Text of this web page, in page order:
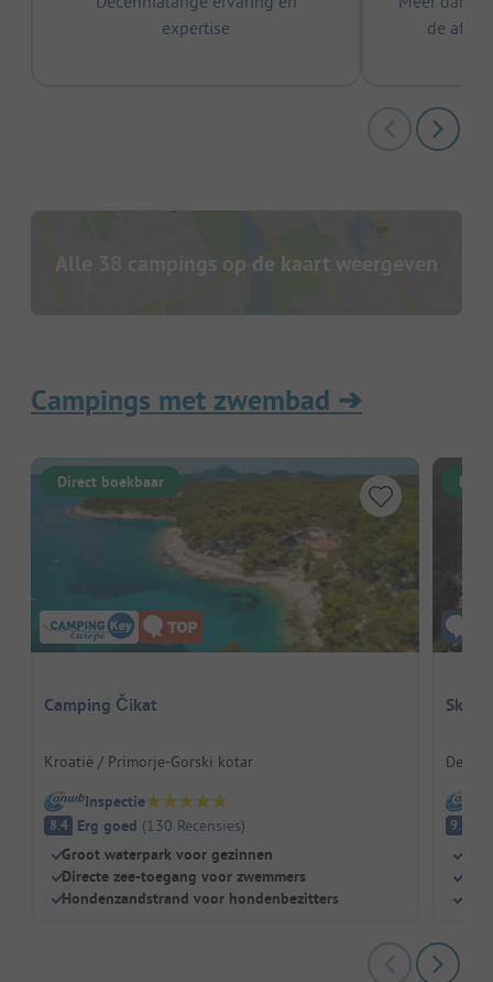
expertise
de
Alle 38 campings op de kaart weergeven
Campings met zwembad ➔
Direct boekbaar
Camping Čikat
Kroatië / Primorje-Gorski kotar
Inspectie
8.4 Erg goed (130 Recensies)
Groot waterpark voor gezinnen
Directe zee-toegang voor zwemmers
Hondenzandstrand voor hondenbezitters
9.5